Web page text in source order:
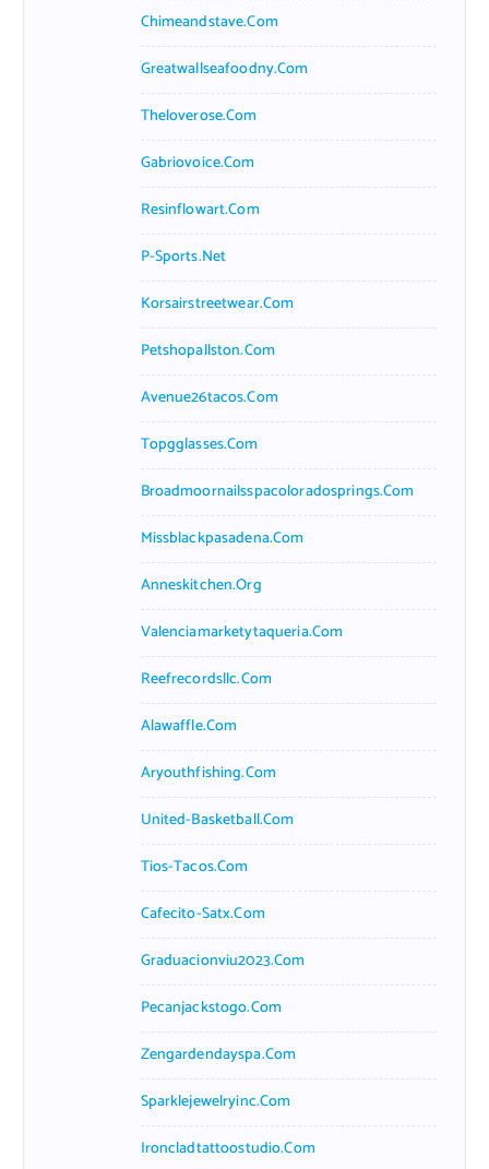
Chimeandstave.com
Greatwallseafoodny.com
Theloverose.com
Gabriovoice.com
Resinflowart.com
P-Sports.net
Korsairstreetwear.com
Petshopallston.com
Avenue26tacos.com
Topgglasses.com
Broadmoornailsspacoloradosprings.com
Missblackpasadena.com
Anneskitchen.org
Valenciamarketytaqueria.com
Reefrecordsllc.com
Alawaffle.com
Aryouthfishing.com
United-Basketball.com
Tios-Tacos.com
Cafecito-Satx.com
Graduacionviu2023.com
Pecanjackstogo.com
Zengardendayspa.com
Sparklejewelryinc.com
Ironcladtattoostudio.com